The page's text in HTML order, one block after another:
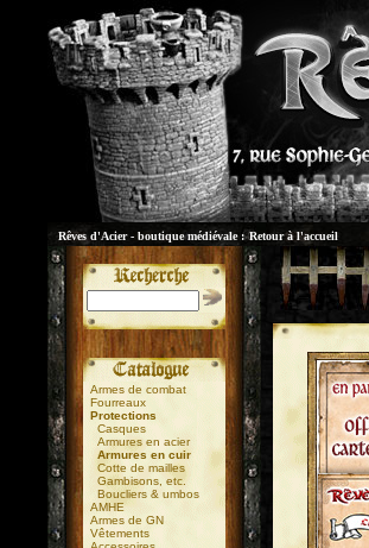
Rêves d'Acier - boutique médiévale : Retour à l'accueil
Armes de combat
Fourreaux
Protections
Casques
Armures en acier
Armures en cuir
Cotte de mailles
Gambisons, etc.
Boucliers & umbos
AMHE
Armes de GN
Vêtements